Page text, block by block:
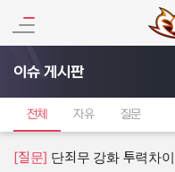
이슈 게시판
전체 자유 질문
[질문] 단죄무 강화 투력차이